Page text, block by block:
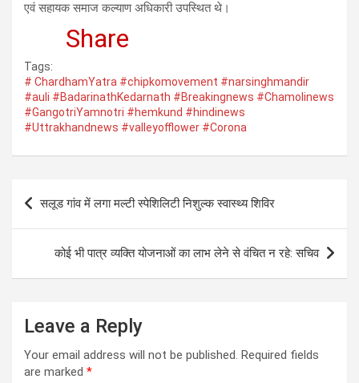
एवं सहायक समाज कल्याण अधिकारी उपस्थित थे।
Share
Tags:
# ChardhamYatra #chipkomovement #narsinghmandir
#auli #BadarinathKedarnath #Breakingnews #Chamolinews
#GangotriYamnotri #hemkund #hindinews
#Uttrakhandnews #valleyofflower #Corona
Post
navigation
सलूड गांव में लगा मल्टी स्पेशिलिटी निशुल्क स्वास्थ्य शिविर
कोई भी पात्र व्यक्ति योजनाओं का लाभ लेने से वंचित न रहे: सचिव
Leave a Reply
Your email address will not be published. Required fields
are marked *